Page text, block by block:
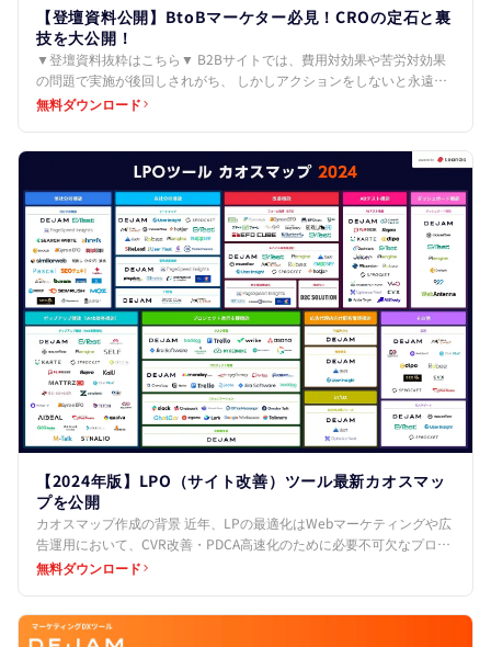
【登壇資料公開】BtoBマーケター必見！CROの定石と裏
技を大公開！
▼登壇資料抜粋はこちら▼ B2Bサイトでは、費用対効果や苦労対効果
の問題で実施が後回しされがち、 しかしアクションをしないと永遠に
機会損失をします。 ↓ 定石パート 1.簡単でもい…
無料ダウンロード
【2024年版】LPO（サイト改善）ツール最新カオスマッ
プを公開
カオスマップ作成の背景 近年、LPの最適化はWebマーケティングや広
告運用において、CVR改善・PDCA高速化のために必要不可欠なプロセ
スとなっています。 しかし、その最適化プロセ…
無料ダウンロード